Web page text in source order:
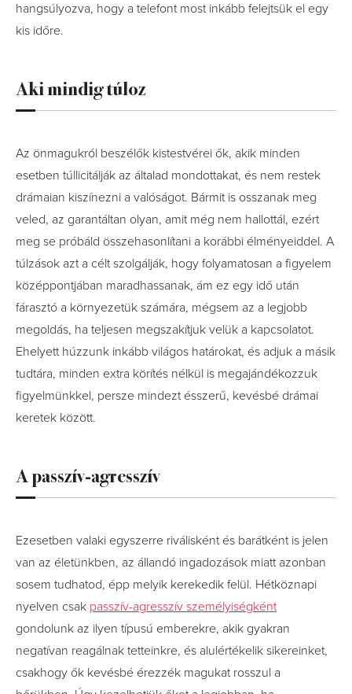
hangsúlyozva, hogy a telefont most inkább felejtsük el egy
kis időre.
Aki mindig túloz
Az önmagukról beszélők kistestvérei ők, akik minden
esetben túllicitálják az általad mondottakat, és nem restek
drámaian kiszínezni a valóságot. Bármit is osszanak meg
veled, az garantáltan olyan, amit még nem hallottál, ezért
meg se próbáld összehasonlítani a korábbi élményeiddel. A
túlzások azt a célt szolgálják, hogy folyamatosan a figyelem
középpontjában maradhassanak, ám ez egy idő után
fárasztó a környezetük számára, mégsem az a legjobb
megoldás, ha teljesen megszakítjuk velük a kapcsolatot.
Ehelyett húzzunk inkább világos határokat, és adjuk a másik
tudtára, minden extra körítés nélkül is megajándékozzuk
figyelmünkkel, persze mindezt ésszerű, kevésbé drámai
keretek között.
A passzív-agresszív
Ezesetben valaki egyszerre riválisként és barátként is jelen
van az életünkben, az állandó ingadozások miatt azonban
sosem tudhatod, épp melyik kerekedik felül. Hétköznapi
nyelven csak passzív-agresszív személyiségként
gondolunk az ilyen típusú emberekre, akik gyakran
negatívan reagálnak tetteinkre, és alulértékelik sikereinket,
csakhogy ők kevésbé érezzék magukat rosszul a